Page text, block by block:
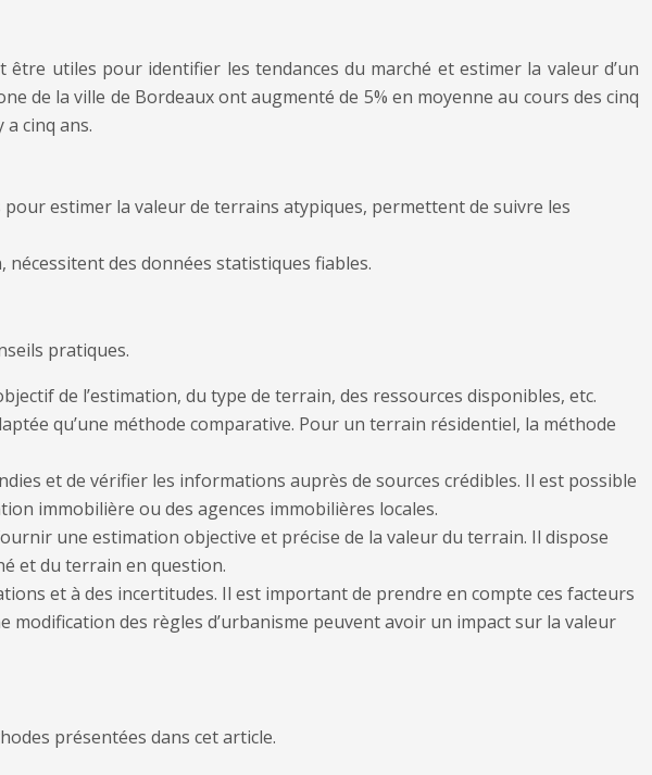
utiles pour identifier les tendances du marché et estimer la valeur d’un
de la ville de Bordeaux ont augmenté de 5% en moyenne au cours des cinq
cinq ans.
estimer la valeur de terrains atypiques, permettent de suivre les
des données statistiques fiables.
pratiques.
de l’estimation, du type de terrain, des ressources disponibles, etc.
qu’une méthode comparative. Pour un terrain résidentiel, la méthode
et de vérifier les informations auprès de sources crédibles. Il est possible
immobilière ou des agences immobilières locales.
une estimation objective et précise de la valeur du terrain. Il dispose
et du terrain en question.
et à des incertitudes. Il est important de prendre en compte ces facteurs
modification des règles d’urbanisme peuvent avoir un impact sur la valeur
présentées dans cet article.